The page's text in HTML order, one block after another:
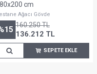
cm
Ağacı Gövde
15 160.250TL
136.212 TL
SEPETE EKLE